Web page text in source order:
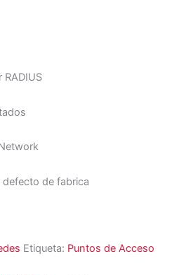
defecto de fabrica
Etiqueta: Puntos de Acceso